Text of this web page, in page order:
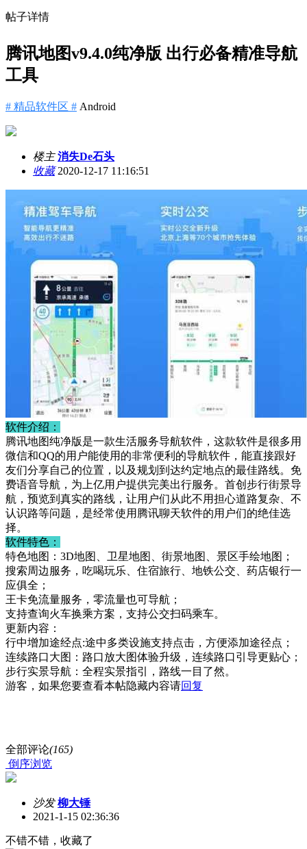
帖子详情
腾讯地图v9.4.0纯净版 出行必备精准导航
工具
# 精品软件区 # Android
楼主 消失De石头
收藏2020-12-17 11:16:51
软件介绍：
腾讯地图纯净版是一款生活服务导航软件，这款软件是很多用
微信和QQ的用户能使用的非常便利的导航软件，能直接跟好
友们分享自己的位置，以及规划到达约定地点的最佳路线。免
费语音导航，为上亿用户提供完美出行服务。首创步行街景导
航，预览到真实的路线，让用户们从此不用担心道路复杂、不
认识路等问题，是经常使用腾讯聊天软件的用户们的绝佳选
择。
软件特色：
特色地图：3D地图、卫星地图、街景地图、景区手绘地图；
搜索周边服务，吃喝玩乐、住宿旅行、地铁公交、药店银行一
应俱全；
王卡免流量服务，零流量也可导航；
支持查询火车换乘方案，支持公交扫码乘车。
更新内容：
行中增加途经点:途中多类设施支持点击，方便添加途径点；
连续路口大图：路口放大图体验升级，连续路口引导更贴心；
步行实景导航：全程实景指引，路线一目了然。
游客，如果您要查看本帖隐藏内容请回复
全部评论(165)
倒序浏览
沙发 柳大锤
2021-1-15 02:36:36
不错不错，收藏了